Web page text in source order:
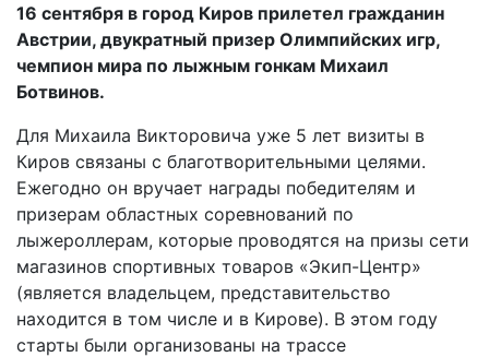
16 сентября в город Киров прилетел гражданин
Австрии, двукратный призер Олимпийских игр,
чемпион мира по лыжным гонкам Михаил
Ботвинов.
Для Михаила Викторовича уже 5 лет визиты в
Киров связаны с благотворительными целями.
Ежегодно он вручает награды победителям и
призерам областных соревнований по
лыжероллерам, которые проводятся на призы сети
магазинов спортивных товаров «Экип-Центр»
(является владельцем, представительство
находится в том числе и в Кирове). В этом году
старты были организованы на трассе